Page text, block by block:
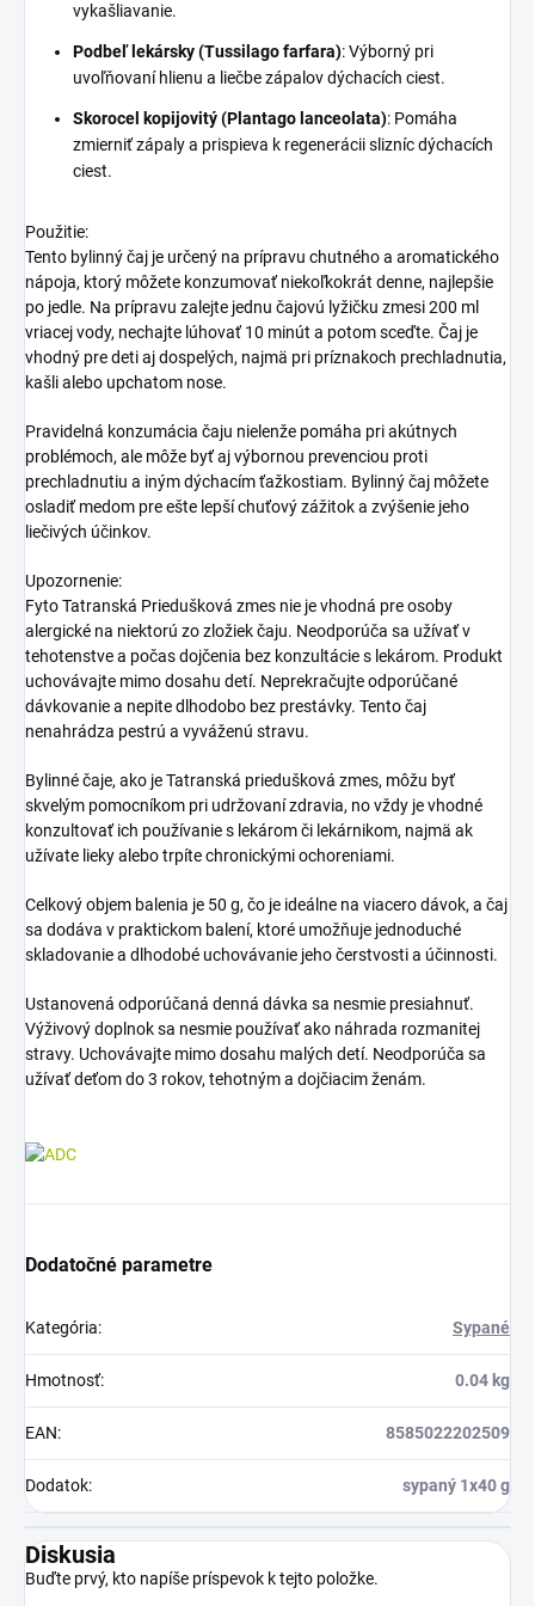
vykašliavanie.
Podbeľ lekársky (Tussilago farfara): Výborný pri
uvoľňovaní hlienu a liečbe zápalov dýchacích ciest.
Skorocel kopijovitý (Plantago lanceolata): Pomáha
zmierniť zápaly a prispieva k regenerácii slizníc dýchacích
ciest.
Použitie:
Tento bylinný čaj je určený na prípravu chutného a aromatického
nápoja, ktorý môžete konzumovať niekoľkokrát denne, najlepšie
po jedle. Na prípravu zalejte jednu čajovú lyžičku zmesi 200 ml
vriacej vody, nechajte lúhovať 10 minút a potom sceďte. Čaj je
vhodný pre deti aj dospelých, najmä pri príznakoch prechladnutia,
kašli alebo upchatom nose.
Pravidelná konzumácia čaju nielenže pomáha pri akútnych
problémoch, ale môže byť aj výbornou prevenciou proti
prechladnutiu a iným dýchacím ťažkostiam. Bylinný čaj môžete
osladiť medom pre ešte lepší chuťový zážitok a zvýšenie jeho
liečivých účinkov.
Upozornenie:
Fyto Tatranská Priedušková zmes nie je vhodná pre osoby
alergické na niektorú zo zložiek čaju. Neodporúča sa užívať v
tehotenstve a počas dojčenia bez konzultácie s lekárom. Produkt
uchovávajte mimo dosahu detí. Neprekračujte odporúčané
dávkovanie a nepite dlhodobo bez prestávky. Tento čaj
nenahrádza pestrú a vyváženú stravu.
Bylinné čaje, ako je Tatranská priedušková zmes, môžu byť
skvelým pomocníkom pri udržovaní zdravia, no vždy je vhodné
konzultovať ich používanie s lekárom či lekárnikom, najmä ak
užívate lieky alebo trpíte chronickými ochoreniami.
Celkový objem balenia je 50 g, čo je ideálne na viacero dávok, a čaj
sa dodáva v praktickom balení, ktoré umožňuje jednoduché
skladovanie a dlhodobé uchovávanie jeho čerstvosti a účinnosti.
Ustanovená odporúčaná denná dávka sa nesmie presiahnuť.
Výživový doplnok sa nesmie používať ako náhrada rozmanitej
stravy. Uchovávajte mimo dosahu malých detí. Neodporúča sa
užívať deťom do 3 rokov, tehotným a dojčiacim ženám.
Dodatočné parametre
Kategória: Sypané
Hmotnosť: 0.04 kg
EAN: 8585022202509
Dodatok: sypaný 1x40 g
Diskusia
Buďte prvý, kto napíše príspevok k tejto položke.